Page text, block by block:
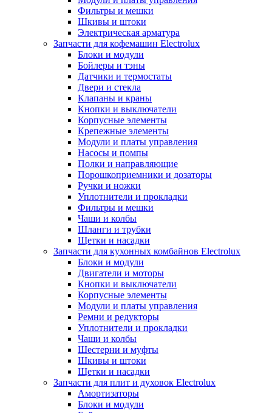
Фильтры и мешки
Шкивы и штоки
Электрическая арматура
Запчасти для кофемашин Electrolux
Блоки и модули
Бойлеры и тэны
Датчики и термостаты
Двери и стекла
Клапаны и краны
Кнопки и выключатели
Корпусные элементы
Крепежные элементы
Модули и платы управления
Насосы и помпы
Полки и направляющие
Порошкоприемники и дозаторы
Ручки и ножки
Уплотнители и прокладки
Фильтры и мешки
Чаши и колбы
Шланги и трубки
Щетки и насадки
Запчасти для кухонных комбайнов Electrolux
Блоки и модули
Двигатели и моторы
Кнопки и выключатели
Корпусные элементы
Модули и платы управления
Ремни и редукторы
Уплотнители и прокладки
Чаши и колбы
Шестерни и муфты
Шкивы и штоки
Щетки и насадки
Запчасти для плит и духовок Electrolux
Амортизаторы
Блоки и модули